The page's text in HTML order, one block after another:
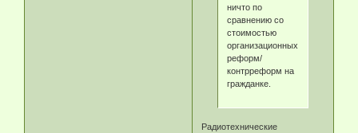
ничто по
сравнению со
стоимостью
организационных
реформ/
контрреформ на
гражданке.
Радиотехнические